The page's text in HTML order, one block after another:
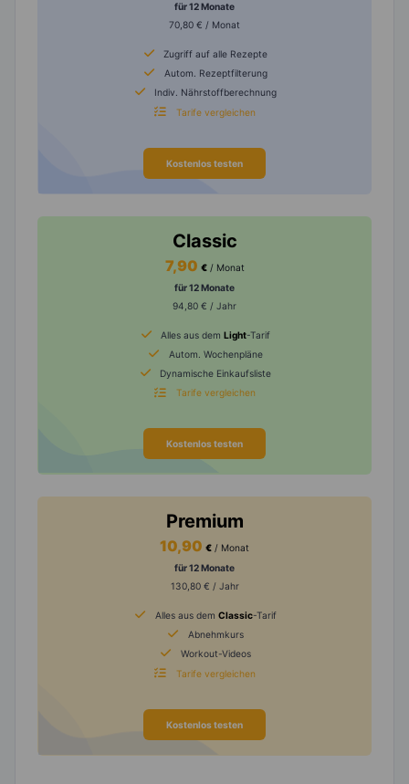
für 12 Monate
70,80 € / Monat
Zugriff auf alle Rezepte
Autom. Rezeptfilterung
Indiv. Nährstoffberechnung
Tarife vergleichen
Kostenlos testen
Classic
7,90 € / Monat
für 12 Monate
94,80 € / Jahr
Alles aus dem Light-Tarif
Autom. Wochenpläne
Dynamische Einkaufsliste
Tarife vergleichen
Kostenlos testen
Premium
10,90 € / Monat
für 12 Monate
130,80 € / Jahr
Alles aus dem Classic-Tarif
Abnehmkurs
Workout-Videos
Tarife vergleichen
Kostenlos testen